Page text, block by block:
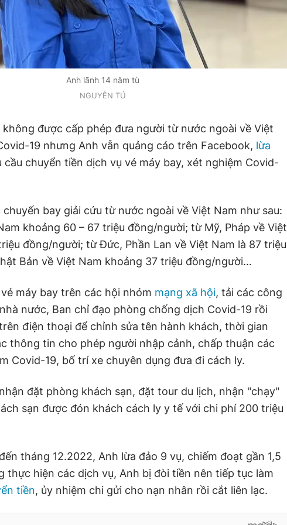
Anh lãnh 14 năm tù
NGUYỄN TÚ
được cấp phép đưa người từ nước ngoài về Việt
19 nhưng Anh vẫn quảng cáo trên Facebook, lừa
cầu chuyển tiền dịch vụ vé máy bay, xét nghiệm Covid-
chuyến bay giải cứu từ nước ngoài về Việt Nam như sau:
khoảng 60 – 67 triệu đồng/người; từ Mỹ, Pháp về Việt
đồng/người; từ Đức, Phần Lan về Việt Nam là 87 triệu
Bản về Việt Nam khoảng 37 triệu đồng/người…
máy bay trên các hội nhóm mạng xã hội, tải các công
nước, Ban chỉ đạo phòng chống dịch Covid-19 rồi
điện thoại để chỉnh sửa tên hành khách, thời gian
thông tin cho phép người nhập cảnh, chấp thuận các
Covid-19, bố trí xe chuyên dụng đưa đi cách ly.
đặt phòng khách sạn, đặt tour du lịch, nhận "chạy"
sạn được đón khách cách ly y tế với chi phí 200 triệu
tháng 12.2022, Anh lừa đảo 9 vụ, chiếm đoạt gần 1,5
thực hiện các dịch vụ, Anh bị đòi tiền nên tiếp tục làm
tiền, ủy nhiệm chi gửi cho nạn nhân rồi cắt liên lạc.